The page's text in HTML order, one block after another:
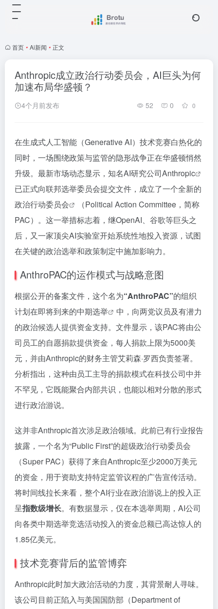
首页 • Ai新闻 • 正文
Anthropic成立政治行动委员会，AI巨头为何
加速布局华盛顿？
4个月前发布 52 0 0
在生成式人工智能（Generative AI）技术竞赛白热化的
同时，一场围绕政策与监管的隐形战争正在华盛顿悄然
升级。最新市场动态显示，知名AI研究公司Anthropic
已正式向联邦选举委员会提交文件，成立了一个全新的
政治行动委员会
（Political Action Committee，简称
PAC）。这一举措标志着，继OpenAI、谷歌等巨头之
后，又一家顶尖AI实验室开始系统性地投入资源，试图
在关键的政治选举和政策制定中施加影响力。
AnthroPAC的运作模式与战略意图
根据公开的备案文件，这个名为“AnthroPAC”的组织
计划在即将到来的中期选举
中，向两党议员及有潜力
的政治候选人提供资金支持。文件显示，该PAC将由公
司员工的自愿捐款提供资金，每人捐款上限为5000美
元，并由Anthropic的财务主管艾莉森·罗西负责签署。
分析指出，这种由员工主导的捐款模式在科技公司中并
不罕见，它既能聚合内部共识，也能以相对分散的形式
进行政治游说。
这并非Anthropic首次涉足政治领域。此前已有行业报告
披露，一个名为“Public First”的超级政治行动委员会
（Super PAC）获得了来自Anthropic至少2000万美元
的资金，用于资助支持特定监管议程的广告宣传活动。
将时间线拉长来看，整个AI行业在政治游说上的投入正
呈指数级增长。有数据显示，仅在本选举周期，AI公司
向各类中期选举竞选活动投入的资金总额已高达惊人的
1.85亿美元。
技术竞赛背后的监管博弈
Anthropic此时加大政治活动的力度，其背景耐人寻味。
该公司目前正陷入与美国国防部（Department of